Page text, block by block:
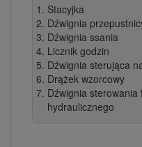
Stacyjka
Dźwignia
Dźwignia ssania
Licznik godzin
Dźwignia sterująca
Drążek wzorcowy
Dźwignia
hydraulicznego